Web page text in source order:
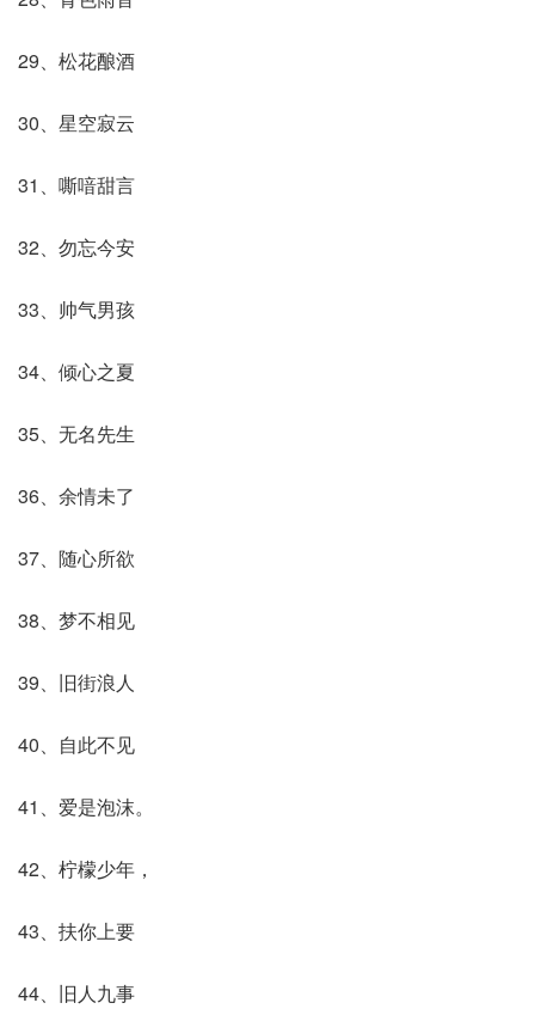
29、松花酿酒
30、星空寂云
31、嘶喑甜言
32、勿忘今安
33、帅气男孩
34、倾心之夏
35、无名先生
36、余情未了
37、随心所欲
38、梦不相见
39、旧街浪人
40、自此不见
41、爱是泡沫。
42、柠檬少年，
43、扶你上要
44、旧人九事